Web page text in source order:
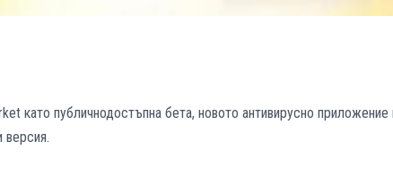
като публичнодостъпна бета, новото антивирусно приложение
версия.